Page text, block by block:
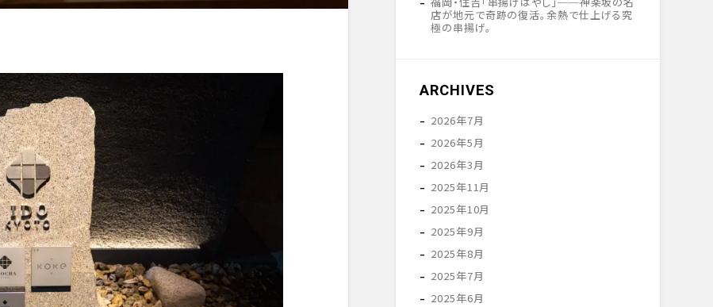
店が地元で奇跡の復活。余熱で仕上げる究
極の串揚げ。
ARCHIVES
2026年7月
2026年5月
2026年3月
2025年11月
2025年10月
2025年9月
2025年8月
2025年7月
2025年6月